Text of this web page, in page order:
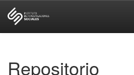
Repositorio